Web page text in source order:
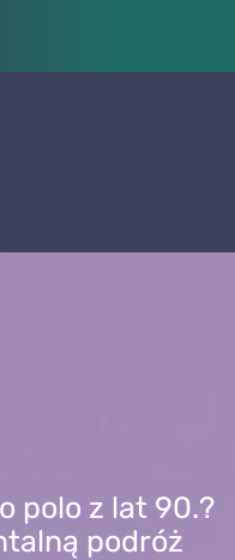
polo z lat 90.?
podróż